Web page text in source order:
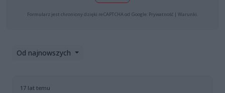
Formularz jest chroniony dzięki reCAPTCHA od Google: Prywatność | Warunki
Od najnowszych
17 lat temu